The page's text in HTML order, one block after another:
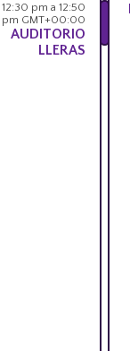
12:30 pm a 12:50
pm GMT+00:00
AUDITORIO
LLERAS